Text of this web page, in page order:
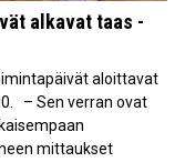
alkavat taas -
aloittavat
– Sen verran ovat
mittaukset